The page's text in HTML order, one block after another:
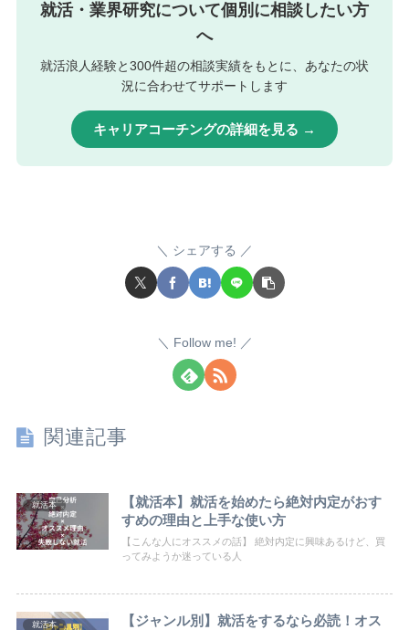
就活・業界研究について個別に相談したい方
へ
就活浪人経験と300件超の相談実績をもとに、あなたの状
況に合わせてサポートします
キャリアコーチングの詳細を見る →
シェアする
Follow me!
関連記事
就活本
【就活本】就活を始めたら絶対内定がおす
すめの理由と上手な使い方
【こんな人にオススメの話】 絶対内定に興味あるけど、買
ってみようか迷っている人
就活本
【ジャンル別】就活をするなら必読！オス